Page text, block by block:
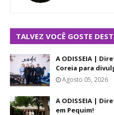
TALVEZ VOCÊ GOSTE
A ODISSEIA |
Coreia para
Agosto 05, 2026
A ODISSEIA |
em Pequim!